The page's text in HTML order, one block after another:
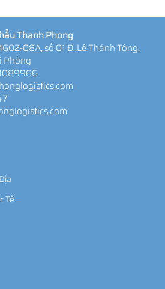
Thanh Phong
08A, số 01 Đ. Lê Thánh Tông,
Phòng
Tế